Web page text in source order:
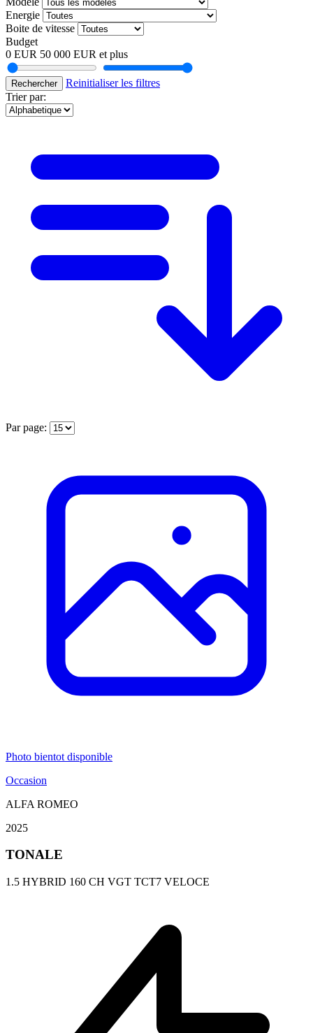
Energie
Boite de vitesse
Budget
0 EUR 50 000 EUR et plus
Rechercher
Reinitialiser les filtres
Trier par:
Par page:
Photo bientot disponible
Occasion
ALFA ROMEO
2025
TONALE
1.5 HYBRID 160 CH VGT TCT7 VELOCE